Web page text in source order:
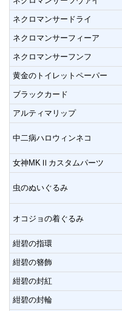
ネクロマンサードライ
ネクロマンサーフィーア
ネクロマンサーフンフ
黄金のトイレットペーパー
ブラックカード
アルティマリップ
中二病ハロウィンネコ
女神MKⅡカスタムパーツ
虫のぬいぐるみ
オコジョの着ぐるみ
紺碧の指環
紺碧の簪飾
紺碧の封紅
紺碧の封輪